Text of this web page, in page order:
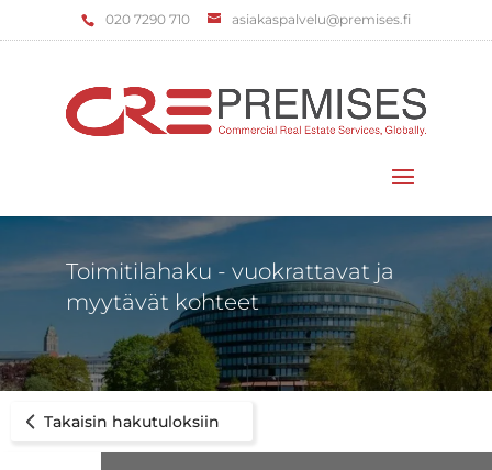
‌020 7290 710 asiakaspalvelu@premises.fi
Toimitilahaku - vuokrattavat ja
myytävät kohteet
Takaisin hakutuloksiin